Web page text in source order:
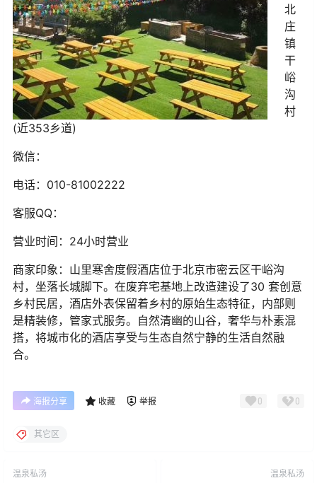
北
庄
镇
干
峪
沟
村
(近353乡道)
微信：
电话： 010-81002222
客服QQ：
营业时间： 24小时营业
商家印象： 山里寒舍度假酒店位于北京市密云区干峪沟
村，坐落长城脚下。在废弃宅基地上改造建设了30 套创意
乡村民居，酒店外表保留着乡村的原始生态特征，内部则
是精装修，管家式服务。自然清幽的山谷，奢华与朴素混
搭，将城市化的酒店享受与生态自然宁静的生活自然融
合。
海报分享 收藏 举报 0 0
其它区
温泉私汤 温泉私汤